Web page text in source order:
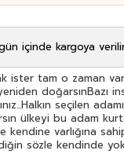
içinde kargoya
ister tam o zaman
doğarsınBazı
seçilen
ülkeyi bu adam
kendine varlığına
sözle kendinde